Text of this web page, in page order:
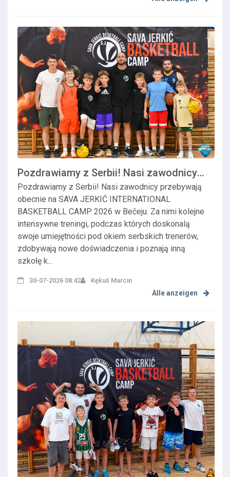
Pozdrawiamy z Serbii! Nasi zawodnicy
przebywa...
Pozdrawiamy z Serbii! Nasi zawodnicy przebywają
obecnie na SAVA JERKIĆ INTERNATIONAL
BASKETBALL CAMP 2026 w Bečeju. Za nimi kolejne
intensywne treningi, podczas których doskonalą
swoje umiejętności pod okiem serbskich trenerów,
zdobywają nowe doświadczenia i poznają inną
szkołę k...
30-07-2026 08:42 Kękuś Marcin
Alle anzeigen